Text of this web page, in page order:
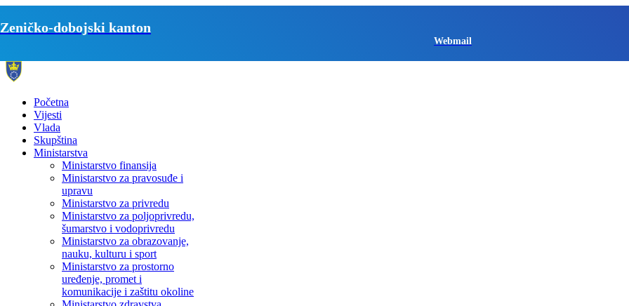
Zeničko-dobojski kanton
Webmail
Početna
Vijesti
Vlada
Skupština
Ministarstva
Ministarstvo finansija
Ministarstvo za pravosuđe i
upravu
Ministarstvo za privredu
Ministarstvo za poljoprivredu,
šumarstvo i vodoprivredu
Ministarstvo za obrazovanje,
nauku, kulturu i sport
Ministarstvo za prostorno
uređenje, promet i
komunikacije i zaštitu okoline